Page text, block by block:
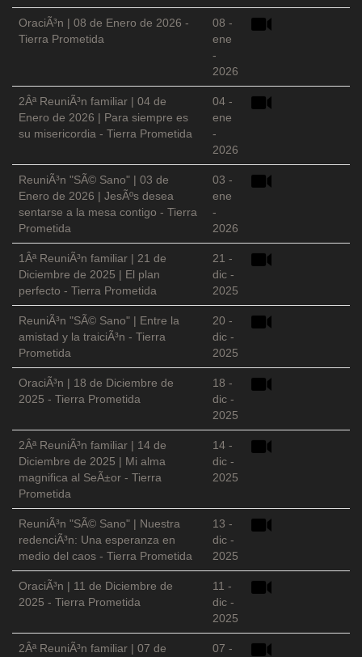
OraciÃ³n | 08 de Enero de 2026 -
Tierra Prometida
08 -
ene
-
2026
2Âª ReuniÃ³n familiar | 04 de
Enero de 2026 | Para siempre es
su misericordia - Tierra Prometida
04 -
ene
-
2026
ReuniÃ³n "SÃ© Sano" | 03 de
Enero de 2026 | JesÃºs desea
sentarse a la mesa contigo - Tierra
Prometida
03 -
ene
-
2026
1Âª ReuniÃ³n familiar | 21 de
Diciembre de 2025 | El plan
perfecto - Tierra Prometida
21 -
dic -
2025
ReuniÃ³n "SÃ© Sano" | Entre la
amistad y la traiciÃ³n - Tierra
Prometida
20 -
dic -
2025
OraciÃ³n | 18 de Diciembre de
2025 - Tierra Prometida
18 -
dic -
2025
2Âª ReuniÃ³n familiar | 14 de
Diciembre de 2025 | Mi alma
magnifica al SeÃ±or - Tierra
Prometida
14 -
dic -
2025
ReuniÃ³n "SÃ© Sano" | Nuestra
redenciÃ³n: Una esperanza en
medio del caos - Tierra Prometida
13 -
dic -
2025
OraciÃ³n | 11 de Diciembre de
2025 - Tierra Prometida
11 -
dic -
2025
2Âª ReuniÃ³n familiar | 07 de
07 -